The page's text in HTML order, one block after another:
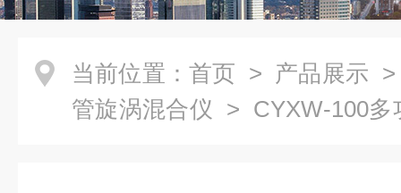
当前位置： 首页 > 产品展示
管旋涡混合仪 > CYXW-100多